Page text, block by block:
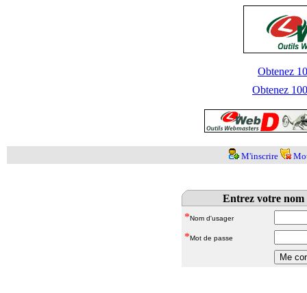
Obtenez
Obtenez
M'inscrire
Entrez votre nom
*Nom d'usager
*Mot de passe